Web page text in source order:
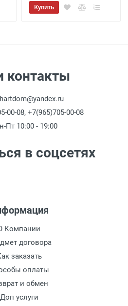
Купить
контакты
00-08, +7(965)705-00-08
Пт 10:00 - 19:00
в соцсетях
Компании
договора
заказать
оплаты
и обмен
Доп услуги